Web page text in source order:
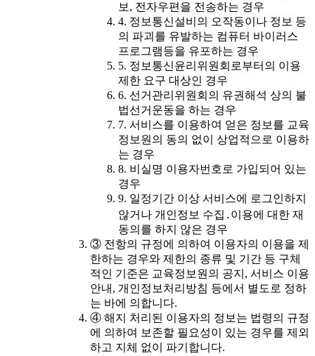
보, 전자우편을 전송하는 경우
4. 정보통신설비의 오작동이나 정보 등
의 파괴를 유발하는 컴퓨터 바이러스
프로그램등을 유포하는 경우
5. 정보통신윤리위원회로부터의 이용
제한 요구 대상인 경우
6. 선거관리위원회의 유권해석 상의 불
법선거운동을 하는 경우
7. 서비스를 이용하여 얻은 정보를 교육
정보원의 동의 없이 상업적으로 이용하
는 경우
8. 비실명 이용자번호로 가입되어 있는
경우
9. 일정기간 이상 서비스에 로그인하지
않거나 개인정보 수집․이용에 대한 재
동의를 하지 않은 경우
③ 전항의 규정에 의하여 이용자의 이용을 제
한하는 경우와 제한의 종류 및 기간 등 구체
적인 기준은 교육정보원의 공지, 서비스 이용
안내, 개인정보처리방침 등에서 별도로 정하
는 바에 의합니다.
④ 해지 처리된 이용자의 정보는 법령의 규정
에 의하여 보존할 필요성이 있는 경우를 제외
하고 지체 없이 파기합니다.